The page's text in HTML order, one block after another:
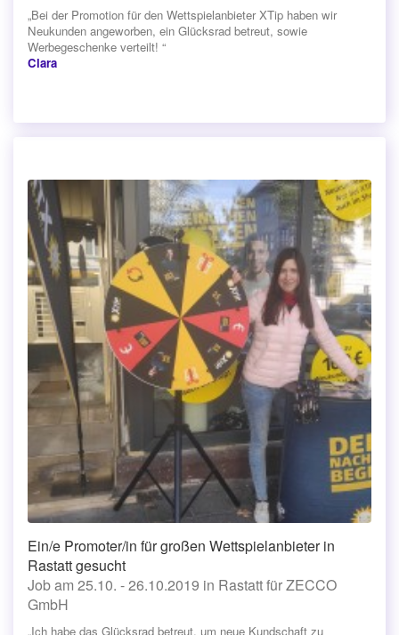
„Bei der Promotion für den Wettspielanbieter XTip haben wir
Neukunden angeworben, ein Glücksrad betreut, sowie
Werbegeschenke verteilt! “
Clara
Ein/e Promoter/in für großen Wettspielanbieter in
Rastatt gesucht
Job am 25.10. - 26.10.2019 in Rastatt für ZECCO
GmbH
„Ich habe das Glücksrad betreut, um neue Kundschaft zu